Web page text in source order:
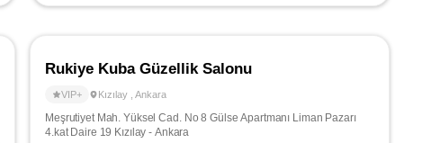
Rukiye Kuba Güzellik Salonu
VIP+ Kızılay Ankara
Meşrutiyet Mah. Yüksel Cad. No 8 Gülse Apartmanı Liman Pazarı
4.kat Daire 19 Kızılay - Ankara